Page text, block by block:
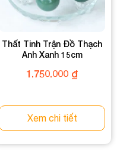
Thất Tinh Trận Đồ Thạch
Anh Xanh 15cm
1.750.000 ₫
Xem chi tiết